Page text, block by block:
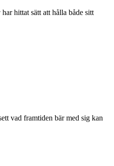
hittat sätt att hålla både sitt
vad framtiden bär med sig kan